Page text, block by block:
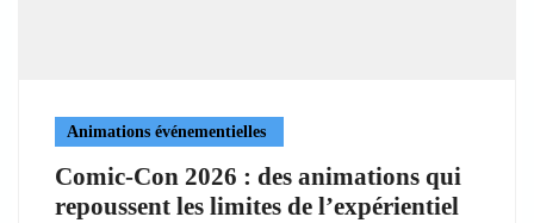
Animations événementielles
Comic-Con 2026 : des animations qui
repoussent les limites de l’expérientiel